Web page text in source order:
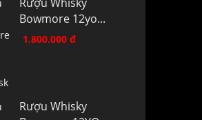
Bowmore 12yo...
1.800.000 đ
Rượu Whisky